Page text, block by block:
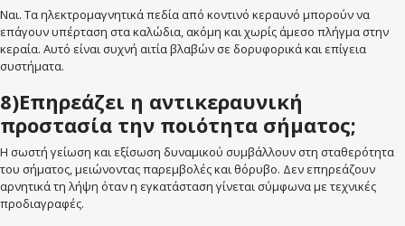
Ναι. Τα ηλεκτρομαγνητικά πεδία από κοντινό κεραυνό μπορούν να
επάγουν υπέρταση στα καλώδια, ακόμη και χωρίς άμεσο πλήγμα στην
κεραία. Αυτό είναι συχνή αιτία βλαβών σε δορυφορικά και επίγεια
συστήματα.
8)Επηρεάζει η αντικεραυνική
προστασία την ποιότητα σήματος;
Η σωστή γείωση και εξίσωση δυναμικού συμβάλλουν στη σταθερότητα
του σήματος, μειώνοντας παρεμβολές και θόρυβο. Δεν επηρεάζουν
αρνητικά τη λήψη όταν η εγκατάσταση γίνεται σύμφωνα με τεχνικές
προδιαγραφές.